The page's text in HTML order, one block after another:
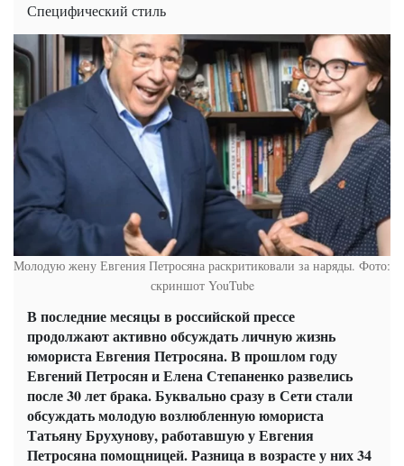
Специфический стиль
Молодую жену Евгения Петросяна раскритиковали за наряды. Фото:
скриншот YouTube
В последние месяцы в российской прессе
продолжают активно обсуждать личную жизнь
юмориста Евгения Петросяна. В прошлом году
Евгений Петросян и Елена Степаненко развелись
после 30 лет брака. Буквально сразу в Сети стали
обсуждать молодую возлюбленную юмориста
ТатьянуБрухунову, работавшую у Евгения
Петросяна помощницей. Разница в возрасте у них 34